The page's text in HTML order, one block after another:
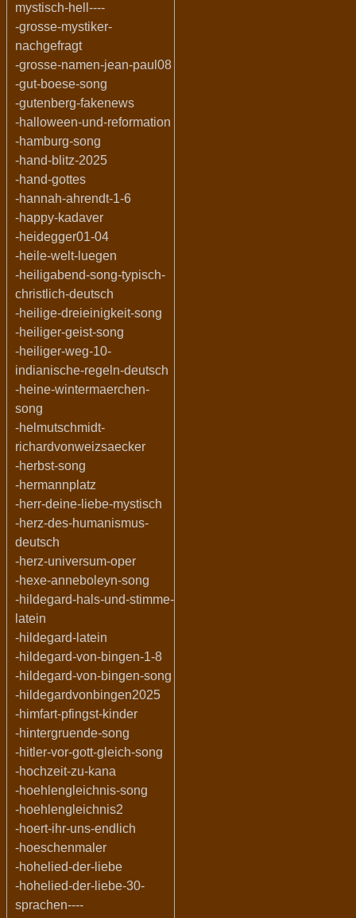
mystisch-hell----
-grosse-mystiker-
nachgefragt
-grosse-namen-jean-paul08
-gut-boese-song
-gutenberg-fakenews
-halloween-und-reformation
-hamburg-song
-hand-blitz-2025
-hand-gottes
-hannah-ahrendt-1-6
-happy-kadaver
-heidegger01-04
-heile-welt-luegen
-heiligabend-song-typisch-
christlich-deutsch
-heilige-dreieinigkeit-song
-heiliger-geist-song
-heiliger-weg-10-
indianische-regeln-deutsch
-heine-wintermaerchen-
song
-helmutschmidt-
richardvonweizsaecker
-herbst-song
-hermannplatz
-herr-deine-liebe-mystisch
-herz-des-humanismus-
deutsch
-herz-universum-oper
-hexe-anneboleyn-song
-hildegard-hals-und-stimme-
latein
-hildegard-latein
-hildegard-von-bingen-1-8
-hildegard-von-bingen-song
-hildegardvonbingen2025
-himfart-pfingst-kinder
-hintergruende-song
-hitler-vor-gott-gleich-song
-hochzeit-zu-kana
-hoehlengleichnis-song
-hoehlengleichnis2
-hoert-ihr-uns-endlich
-hoeschenmaler
-hohelied-der-liebe
-hohelied-der-liebe-30-
sprachen----